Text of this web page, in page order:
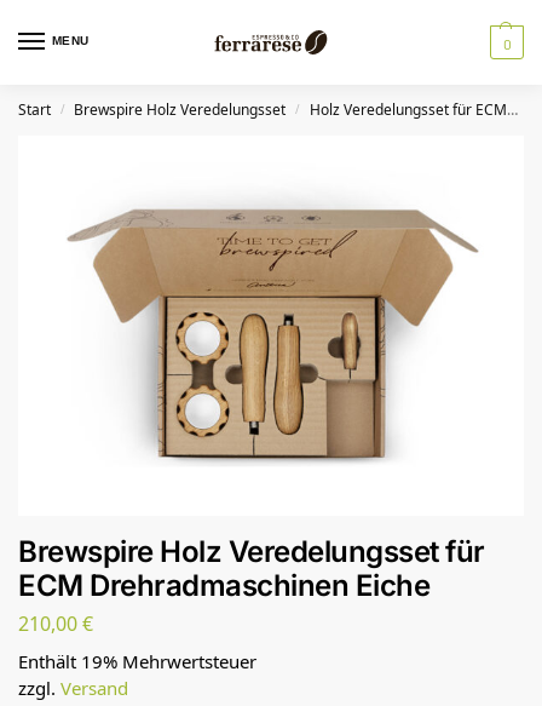
MENU 0
Start / Brewspire Holz Veredelungsset / Holz Veredelungsset für ECM
Brewspire Holz Veredelungsset für
ECM Drehradmaschinen Eiche
210,00€
Enthält 19% Mehrwertsteuer
zzgl. Versand